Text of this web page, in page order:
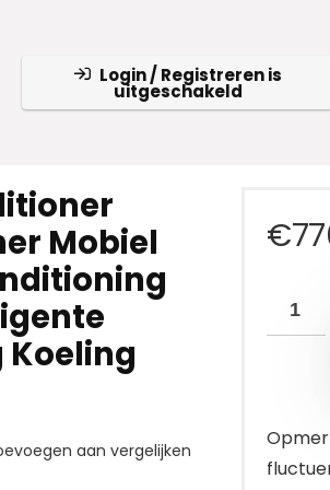
Login / Registreren is
uitgeschakeld
Mobiel
aan vergelijken
€